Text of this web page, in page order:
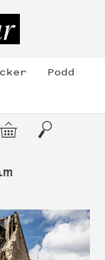
Podd
Varukorg
Sök